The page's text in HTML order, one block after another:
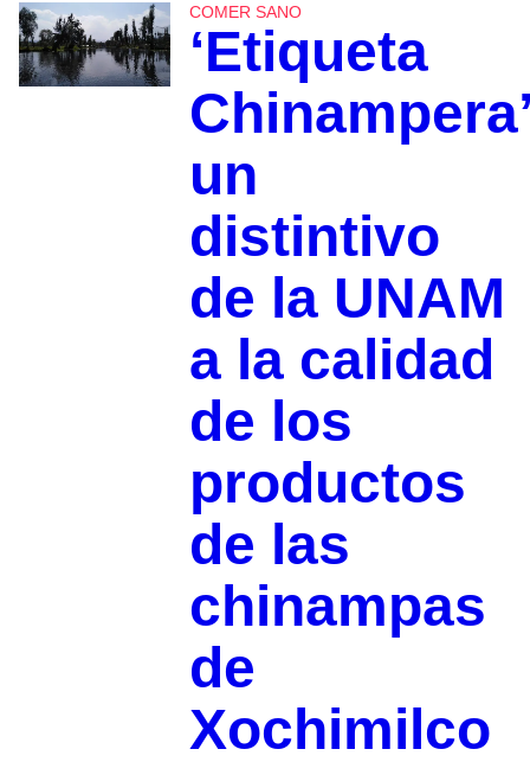
COMER SANO
‘Etiqueta
un
distintivo
de la UNAM
a la calidad
de los
productos
de las
chinampas
de
Xochimilco